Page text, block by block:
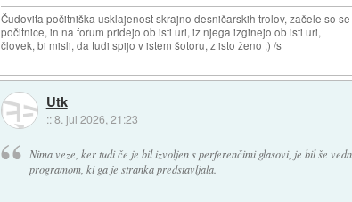
Čudovita počitniška usklajenost skrajno desničarskih trolov, začele so se
počitnice, in na forum pridejo ob isti uri, iz njega izginejo ob isti uri,
človek, bi misli, da tudi spijo v istem šotoru, z isto ženo ;) /s
Utk
::8. jul 2026, 21:23
Nima veze, ker tudi če je bil izvoljen s perferenčimi glasovi, je bil še
programom, ki ga je stranka predstavljala.